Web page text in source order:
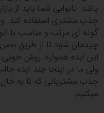
باشد. نانوایی شما باید از
جذب مشتری استفاده کند.
گونه ای مرتب و مناسب با
چیدمان شود تا از طریق
این ایده همواره، روش
ولی ما در اینجا چند ایده
جذب مشتریانی که تا به حال
میکنیم: